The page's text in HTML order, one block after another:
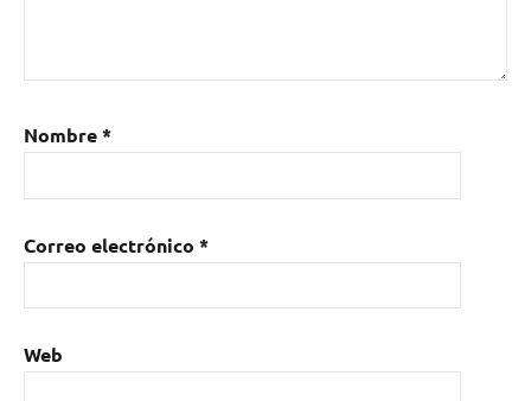
Nombre*
Correo electrónico *
Web